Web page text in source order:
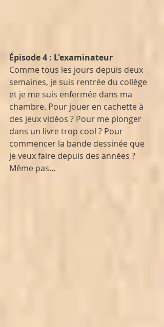
Épisode 4 : L'examinateur
Comme tous les jours depuis deux
semaines, je suis rentrée du collège
et je me suis enfermée dans ma
chambre. Pour jouer en cachette à
des jeux vidéos ? Pour me plonger
dans un livre trop cool ? Pour
commencer la bande dessinée que
je veux faire depuis des années ?
Même pas…